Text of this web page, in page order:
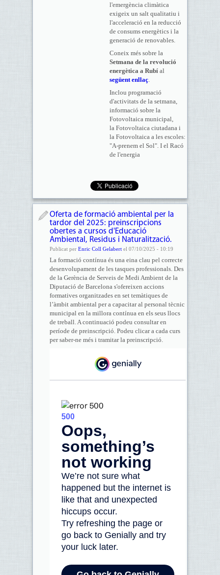
l'emergència climàtica
exigeix un salt qualitatiu i
l'acceleració en la reducció
de consums energètics i la
generació de renovables.
Coneix més sobre la
Setmana de la revolució
energètica a Rubíal
següent enllaç.
Inclou programació
d'activitats de la setmana,
informació sobre la
Fotovoltaica municipal,
la Fotovoltaica ciutadana i
la Fotovoltaica a les escoles:
"A-prenem el Sol". I el Racó
de l'energia
Oferta de formació ambiental per la
tardor del 2025: preinscripcions
obertes a cursos d'Educació
Ambiental, Residus i Naturalització.
Publicat per Enric Coll Gelabertel 07/10/2025 - 10:19
La formació contínua és una eina clau pel correcte
desenvolupament de les tasques professionals. Des
de la Gerència de Serveis de Medi Ambient de la
Diputació de Barcelona s'ofereixen accions
formatives organitzades en set temàtiques de
l’àmbit ambiental per a capacitar al personal tècnic
municipal en la millora contínua en els seus llocs
de treball. A continuació podeu consultar en
període de preinscripció. Podeu clicar a cada curs
per saber-ne més i tramitar la preinscripció.